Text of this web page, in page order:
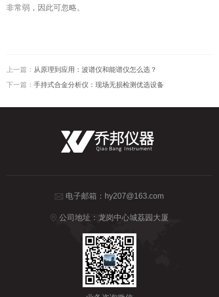
非常弱，因此可忽略。
上一篇： 从原理到应用：波谱仪和能谱仪怎么选？
下一篇：手持式合金分析仪：现场无损检测优选设备
电子邮箱： hy207@163.com
公司地址：龙岗中心城荔园大厦